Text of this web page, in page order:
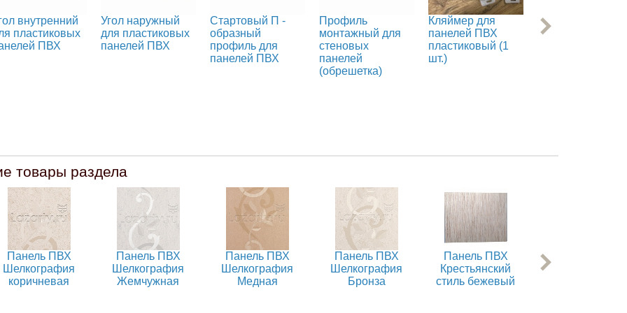
внутренний
пластиковых
ПВХ
Угол наружный
для пластиковых
панелей ПВХ
Стартовый П -
образный
профиль для
панелей ПВХ
Профиль
монтажный для
стеновых
панелей
(обрешетка)
Кляймер для
панелей ПВХ
пластиковый (1
шт.)
Кляймер для
панелей ПВХ
товары раздела
Панель ПВХ
Шелкография
коричневая
Панель ПВХ
Шелкография
Жемчужная
Панель ПВХ
Шелкография
Медная
Панель ПВХ
Шелкография
Бронза
Панель ПВХ
Крестьянский
стиль бежевый
Холст бежевый